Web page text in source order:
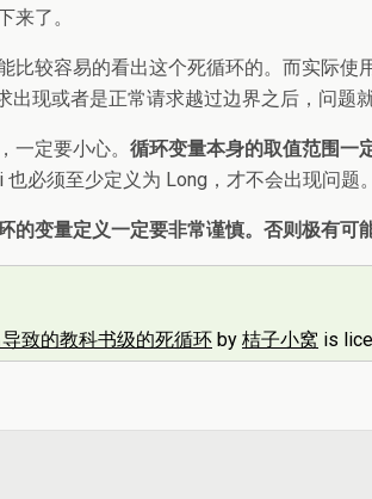
来了。
比较容易的看出这个死循环的。而实际
出现或者是正常请求越过边界之后，问题就
一定要小心。 循环变量本身的取值范围一
必须至少定义为 Long，才不会出现问题。
的变量定义一定要非常谨慎。否则极有
致的教科书级的死循环 by 桔子小窝 is